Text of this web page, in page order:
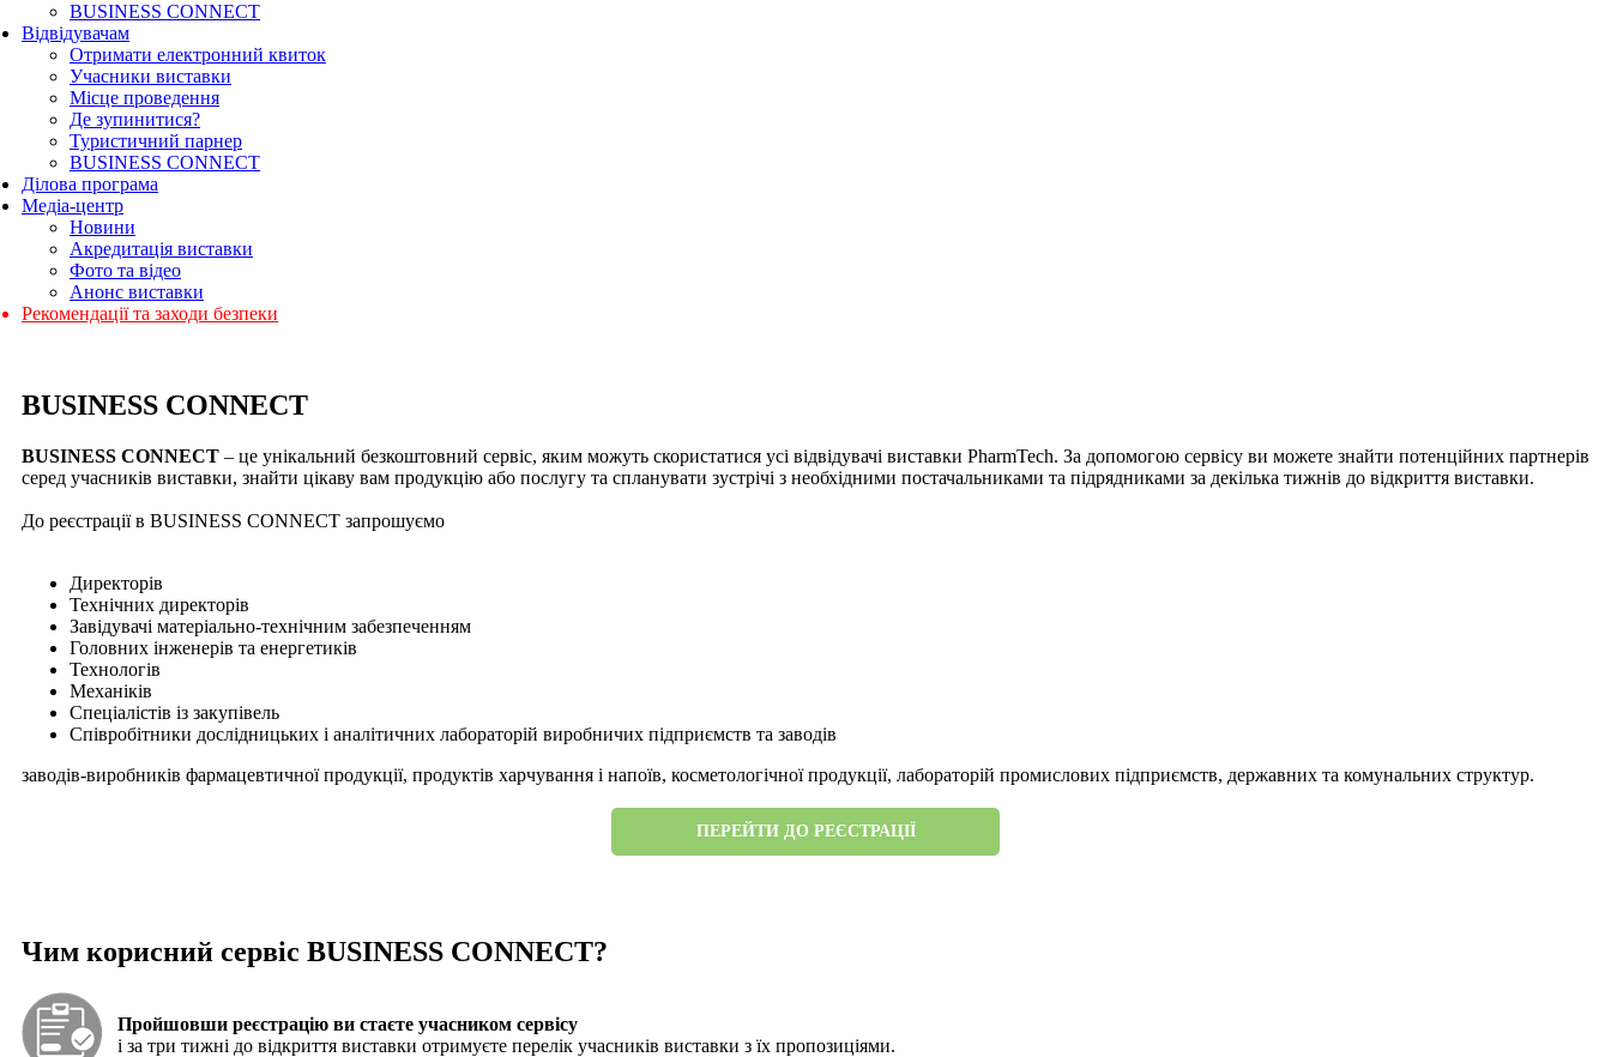
BUSINESS CONNECT
Відвідувачам
Отримати електронний квиток
Учасники виставки
Місце проведення
Де зупинитися?
Туристичний парнер
BUSINESS CONNECT
Ділова програма
Медіа-центр
Новини
Акредитація виставки
Фото та відео
Анонс виставки
Рекомендації та заходи безпеки
BUSINESS CONNECT
BUSINESS CONNECT – це унікальний безкоштовний сервіс, яким можуть скористатися усі відвідувачі виставки PharmTech. За допомогою сервісу ви можете знайти потенційних партнерів
серед учасників виставки, знайти цікаву вам продукцію або послугу та спланувати зустрічі з необхідними постачальниками та підрядниками за декілька тижнів до відкриття виставки.
До реєстрації в BUSINESS CONNECT запрошуємо
Директорів
Технічних директорів
Завідувачі матеріально-технічним забезпеченням
Головних інженерів та енергетиків
Технологів
Механіків
Спеціалістів із закупівель
Співробітники дослідницьких і аналітичних лабораторій виробничих підприємств та заводів
заводів-виробників фармацевтичної продукції, продуктів харчування і напоїв, косметологічної продукції, лабораторій промислових підприємств, державних та комунальних структур.
ПЕРЕЙТИ ДО РЕЄСТРАЦІЇ
Чим корисний сервіс BUSINESS CONNECT?
Пройшовши реєстрацію ви стаєте учасником сервісу
і за три тижні до відкриття виставки отримуєте перелік учасників виставки з їх пропозиціями.